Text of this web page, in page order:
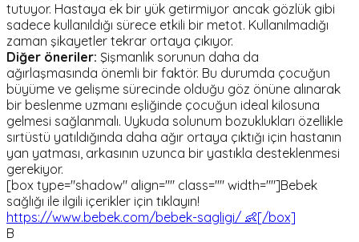
tutuyor. Hastaya ek bir yük getirmiyor ancak gözlük gibi
sadece kullanıldığı sürece etkili bir metot. Kullanılmadığı
zaman şikayetler tekrar ortaya çıkıyor.
Diğer öneriler: Şişmanlık sorunun daha da
ağırlaşmasında önemli bir faktör. Bu durumda çocuğun
büyüme ve gelişme sürecinde olduğu göz önüne alınarak
bir beslenme uzmanı eşliğinde çocuğun ideal kilosuna
gelmesi sağlanmalı. Uykuda solunum bozuklukları özellikle
sırtüstü yatıldığında daha ağır ortaya çıktığı için hastanın
yan yatması, arkasının uzunca bir yastıkla desteklenmesi
gerekiyor.
[box type="shadow" align="" class="" width=""]Bebek
sağlığı ile ilgili içerikler için tıklayın!
https://www.bebek.com/bebek-sagligi/ 👶[/box]
B